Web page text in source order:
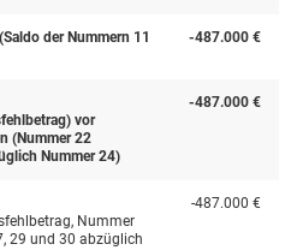
der Nummern 11
-487.000 €
vor
(Nummer 22
Nummer 24)
-487.000 €
Nummer
29 und 30 abzüglich
-487.000 €